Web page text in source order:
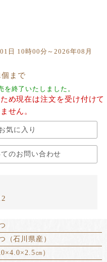
日 10時00分～2026年08月
まで
終了いたしました。
め現在は注文を受け付けて
せん。
気に入り
のお問い合わせ
（石川県産）
㎝）